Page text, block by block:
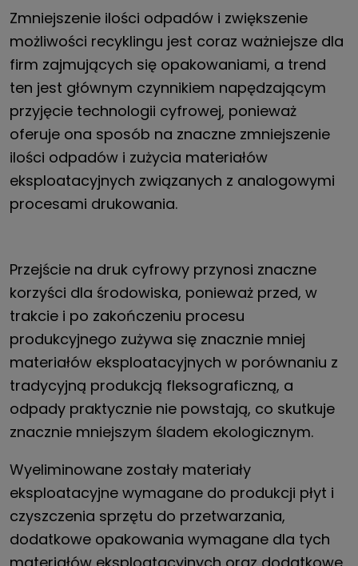
Zmniejszenie ilości odpadów i zwiększenie
możliwości recyklingu jest coraz ważniejsze dla
firm zajmujących się opakowaniami, a trend
ten jest głównym czynnikiem napędzającym
przyjęcie technologii cyfrowej, ponieważ
oferuje ona sposób na znaczne zmniejszenie
ilości odpadów i zużycia materiałów
eksploatacyjnych związanych z analogowymi
procesami drukowania.
Przejście na druk cyfrowy przynosi znaczne
korzyści dla środowiska, ponieważ przed, w
trakcie i po zakończeniu procesu
produkcyjnego zużywa się znacznie mniej
materiałów eksploatacyjnych w porównaniu z
tradycyjną produkcją fleksograficzną, a
odpady praktycznie nie powstają, co skutkuje
znacznie mniejszym śladem ekologicznym.
Wyeliminowane zostały materiały
eksploatacyjne wymagane do produkcji płyt i
czyszczenia sprzętu do przetwarzania,
dodatkowe opakowania wymagane dla tych